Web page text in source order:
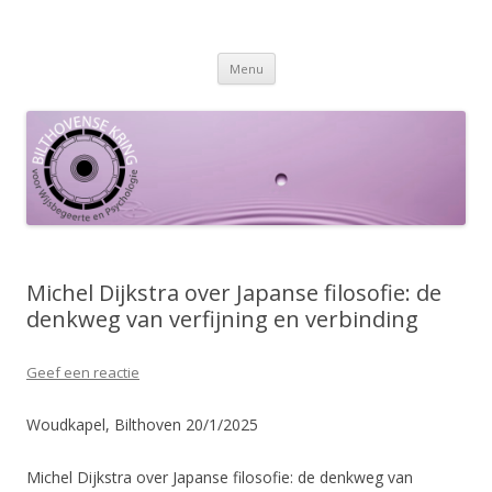
Menu Spring
inhoud
Michel Dijkstra over Japanse filosofie: de
denkweg van verfijning en verbinding
Geef een reactie
Woudkapel, Bilthoven 20/1/2025
Michel Dijkstra over Japanse filosofie: de denkweg van